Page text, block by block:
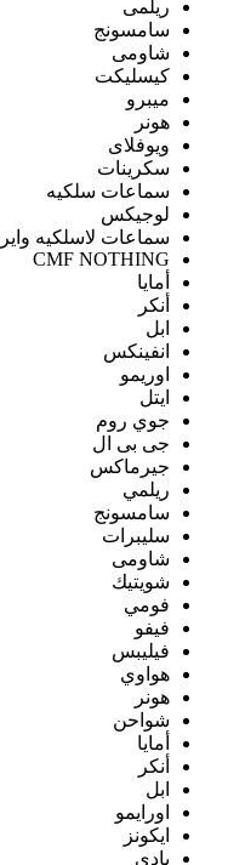
ريلمى
سامسونج
شاومى
كيسليكت
ميبرو
هونر
ويوفلاى
سكرينات
سماعات سلكيه
لوجيكس
سماعات لاسلكيه
CMF NOTHING
أمايا
أنكر
ابل
انفينكس
اوريمو
ايتل
جوي روم
جى بى ال
جيرماكس
ريلمي
سامسونج
سليبرات
شاومى
شويتيك
فومي
فيفو
فيليبس
هواوي
هونر
شواحن
أمايا
أنكر
ابل
اورايمو
ايكونز
بادى